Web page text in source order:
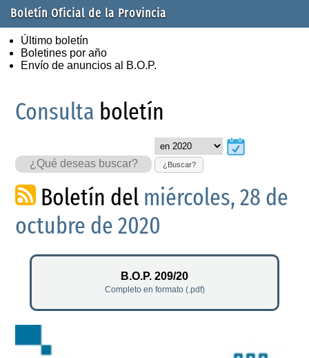
Boletín Oficial de la Provincia
Último boletín
Boletines por año
Envío de anuncios al B.O.P.
Consulta boletín
¿Buscar?
Boletín del miércoles, 28 de
octubre de 2020
B.O.P. 209/20
Completo en formato (.pdf)